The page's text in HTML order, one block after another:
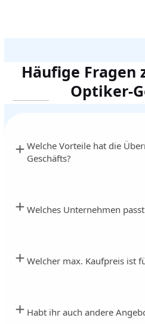
Häufige Fragen
Optiker-
Welche Vorteile hat die
Geschäfts?
Welches Unternehmen
Welcher max. Kaufpreis ist
Habt ihr auch andere